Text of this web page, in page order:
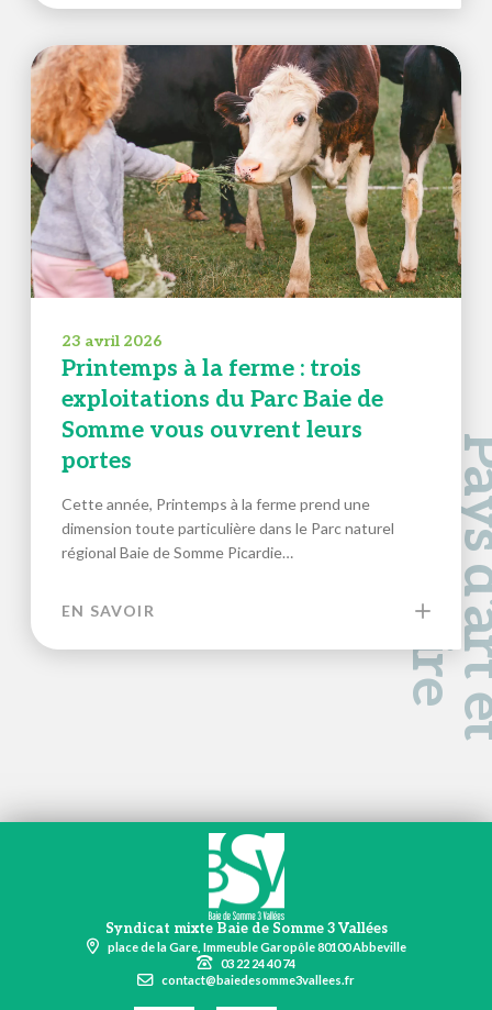
23 avril 2026
Printemps à la ferme : trois
exploitations du Parc Baie de
Somme vous ouvrent leurs
portes
Cette année, Printemps à la ferme prend une
dimension toute particulière dans le Parc naturel
régional Baie de Somme Picardie…
EN SAVOIR a
d
e
Syndicat mixte Baie de Somme 3 Vallées
place de la Gare, Immeuble Garopôle 80100 Abbeville
03 22 24 40 74
contact@baiedesomme3vallees.fr